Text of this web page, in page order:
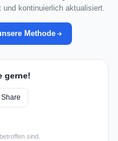
kontinuierlich aktualisiert.
Methode
gerne!
sind.